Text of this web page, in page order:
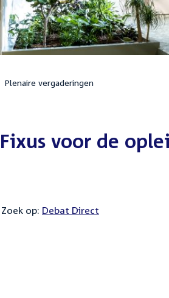
Plenaire vergaderingen
voor de
op: Debat Direct